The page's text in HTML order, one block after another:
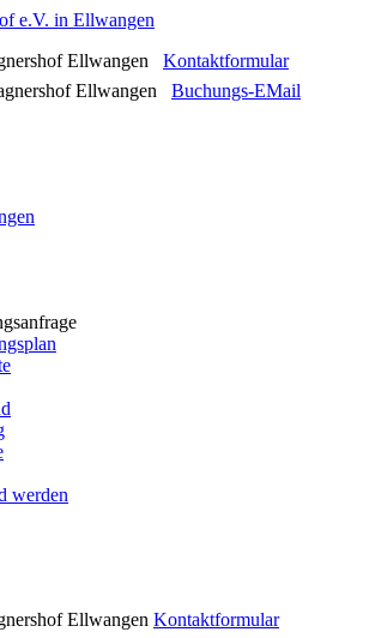
Kontaktformular
Buchungs-EMail
werden
Kontaktformular